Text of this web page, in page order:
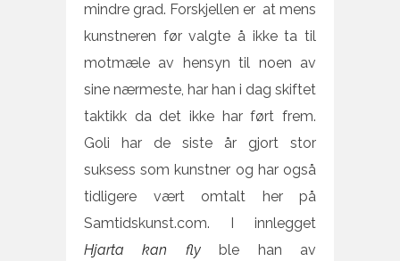
mindre grad. Forskjellen er at mens
kunstneren før valgte å ikke ta til
motmæle av hensyn til noen av
sine nærmeste, har han i dag skiftet
taktikk da det ikke har ført frem.
Goli har de siste år gjort stor
suksess som kunstner og har også
tidligere vært omtalt her på
Samtidskunst.com. I innlegget
Hjarta kan fly
ble han av